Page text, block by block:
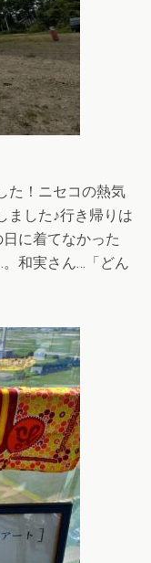
た！ニセコの熱気
ました♪行き帰りは
に着てなかった
和実さん…「どん